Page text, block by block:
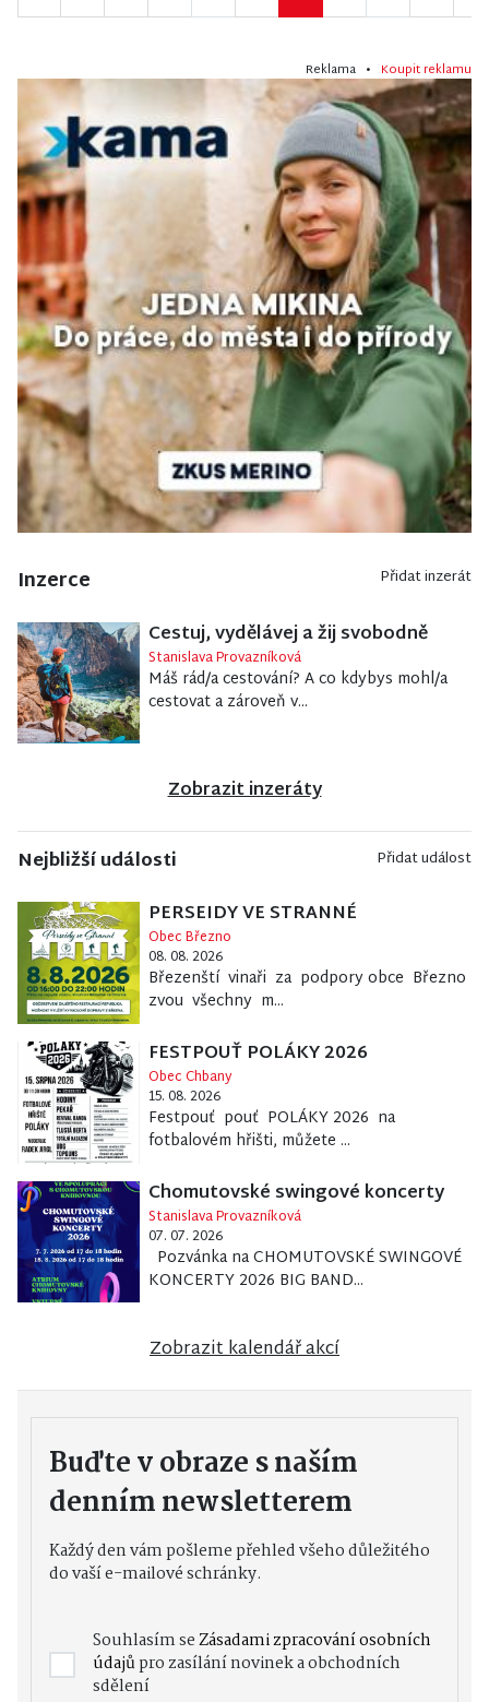
Reklama • Koupit reklamu
Inzerce Přidat inzerát
Cestuj, vydělávej a žij svobodně
Stanislava Provazníková
Máš rád/a cestování? A co kdybys mohl/a
cestovat a zároveň v...
Zobrazit inzeráty
Nejbližší události Přidat událost
PERSEIDY VE STRANNÉ
Obec Březno
08. 08. 2026
Březenští vinaři za podpory obce Březno
zvou všechny m...
FESTPOUŤ POLÁKY 2026
Obec Chbany
15. 08. 2026
Festpouť pouť POLÁKY 2026 na
fotbalovém hřišti, můžete ...
Chomutovské swingové koncerty
Stanislava Provazníková
07. 07. 2026
Pozvánka na CHOMUTOVSKÉ SWINGOVÉ
KONCERTY 2026 BIG BAND...
Zobrazit kalendář akcí
Buďte v obraze s naším
denním newsletterem
Každý den vám pošleme přehled všeho důležitého
do vaší e-mailové schránky.
Souhlasím seZásadami zpracování osobních
údajůpro zasílání novinek a obchodních
sdělení